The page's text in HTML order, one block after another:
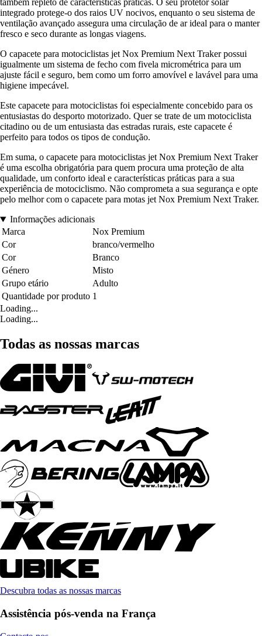
também repleto de características práticas. O seu protetor solar
integrado protege-o dos raios UV nocivos, enquanto o seu sistema de
ventilação avançado assegura uma circulação de ar ideal para o manter
fresco e seco durante as longas viagens.
O capacete para motociclistas jet Nox Premium Next Traker possui
igualmente um sistema de fecho com fivela micrométrica para um
ajuste fácil e seguro, bem como um forro amovível e lavável para uma
higiene impecável.
Este capacete para motociclistas foi especialmente concebido para os
entusiastas do desporto motorizado. Quer se trate de um motociclista
citadino ou de um entusiasta das estradas rurais, este capacete é
perfeito para todos os tipos de condução.
Em suma, o capacete para motociclistas jet Nox Premium Next Traker
é uma escolha obrigatória para quem procura uma proteção de alta
qualidade, um conforto ideal e características práticas para a sua
experiência de motociclismo. Não comprometa a sua segurança e opte
pelo melhor com o capacete para motas jet Nox Premium Next Traker.
Informações adicionais
Marca
Nox Premium
Cor
branco/vermelho
Cor
Branco
Género
Misto
Grupo etário
Adulto
Quantidade por produto 1
Loading...
Loading...
Todas as nossas marcas
Descubra todas as nossas marcas
Assistência pós-venda na França